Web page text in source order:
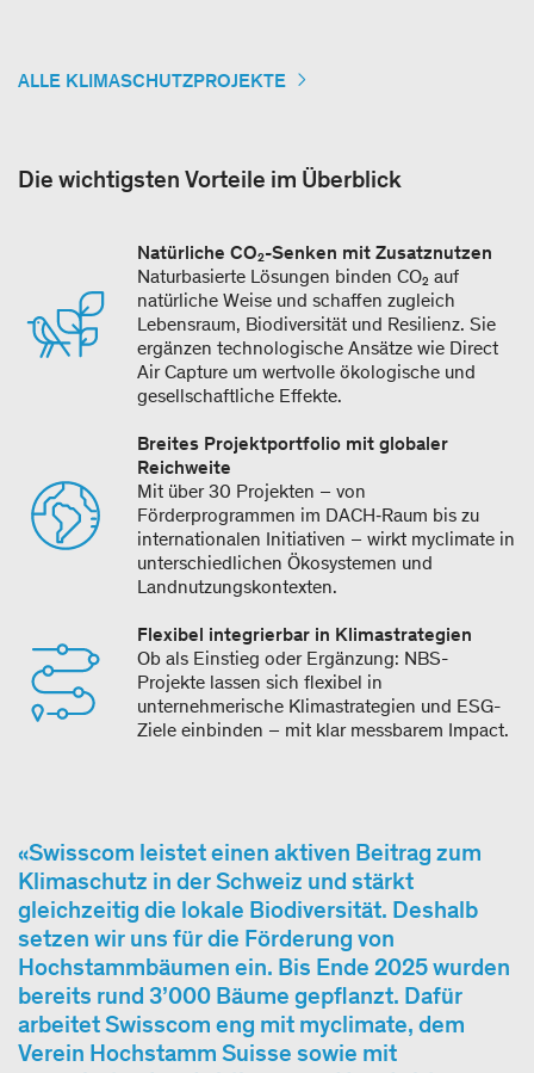
ALLE KLIMASCHUTZPROJEKTE
Die wichtigsten Vorteile im Überblick
Natürliche CO₂-Senken mit Zusatznutzen
Naturbasierte Lösungen binden CO₂ auf
natürliche Weise und schaffen zugleich
Lebensraum, Biodiversität und Resilienz. Sie
ergänzen technologische Ansätze wie Direct
Air Capture um wertvolle ökologische und
gesellschaftliche Effekte.
Breites Projektportfolio mit globaler
Reichweite
Mit über 30 Projekten – von
Förderprogrammen im DACH‑Raum bis zu
internationalen Initiativen – wirkt myclimate in
unterschiedlichen Ökosystemen und
Landnutzungskontexten.
Flexibel integrierbar in Klimastrategien
Ob als Einstieg oder Ergänzung: NBS-
Projekte lassen sich flexibel in
unternehmerische Klimastrategien und ESG-
Ziele einbinden – mit klar messbarem Impact.
Swisscom leistet einen aktiven Beitrag zum
Klimaschutz in der Schweiz und stärkt
gleichzeitig die lokale Biodiversität. Deshalb
setzen wir uns für die Förderung von
Hochstammbäumen ein. Bis Ende 2025 wurden
bereits rund 3’000 Bäume gepflanzt. Dafür
arbeitet Swisscom eng mit myclimate, dem
Verein Hochstamm Suisse sowie mit